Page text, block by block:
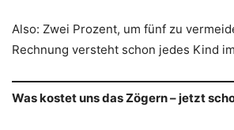
Also: Zwei Prozent, um fünf zu
Rechnung versteht schon jedes Kind
Was kostet uns das Zögern – jetzt